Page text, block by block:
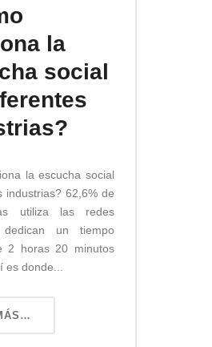
la
social
la escucha social
industrias? 62,6% de
utiliza las redes
un tiempo
2 horas 20 minutos
es donde...